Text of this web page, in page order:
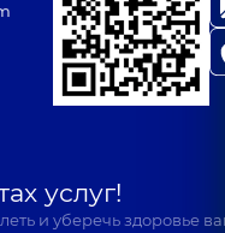
услуг!
и уберечь здоровье